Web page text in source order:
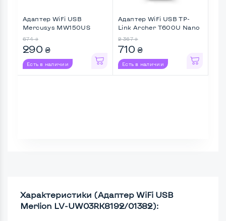
Адаптер WiFi USB
Mercusys MW150US
674 ₴
290 ₴
Есть в наличии
Адаптер WiFi USB TP-
Link Archer T600U Nano
2 367 ₴
710 ₴
Есть в наличии
Характеристики (Адаптер WiFi USB
Merlion LV-UW03RK8192/01382):